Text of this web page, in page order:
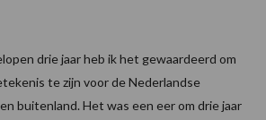
drie jaar heb ik het gewaardeerd om
te zijn voor de Nederlandse
buitenland. Het was een eer om drie jaar